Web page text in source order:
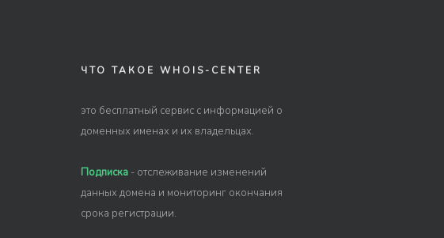
ЧТО ТАКОЕ WHOIS-CENTER
это бесплатный сервис с информацией о
доменных именах и их владельцах.
Подписка - отслеживание изменений
данных домена и мониторинг окончания
срока регистрации.